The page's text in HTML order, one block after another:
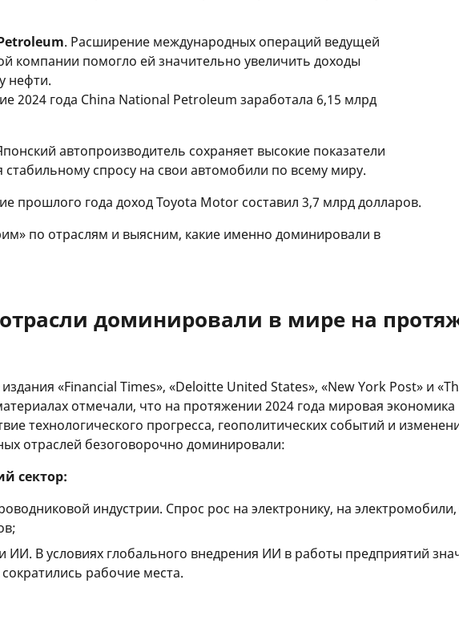
. Расширение международных операций ведущей
компании помогло ей значительно увеличить доходы
нефти.
2024 года China National Petroleum заработала 6,15 млрд
автопроизводитель сохраняет высокие показатели
стабильному спросу на свои автомобили по всему миру.
прошлого года доход Toyota Motor составил 3,7 млрд долларов.
по отраслям и выясним, какие именно доминировали в
доминировали в мире на
«Financial Times», «Deloitte United States», «New York Post» и
отмечали, что на протяжении 2024 года мировая
технологического прогресса, геополитических событий и
отраслей безоговорочно доминировали:
сектор:
индустрии. Спрос рос на электронику, на
ИИ. В условиях глобального внедрения ИИ в работы предприятий
рабочие места.